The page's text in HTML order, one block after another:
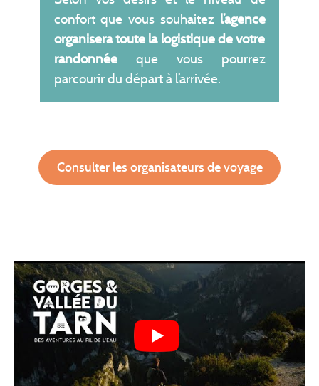
confort que vous souhaitez l’agence
organisera toute la logistique de votre
randonnéeque vous pourrez
parcourir du départ à l’arrivée.
Consulter les organisateurs de voyage